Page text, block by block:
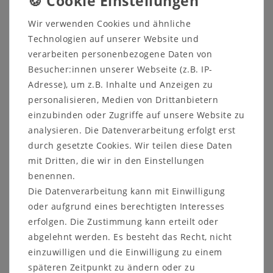
Fall werden Ihnen wegen dieser Rückzahlung Entgelte
berechnet.
Wir können die Rückzahlung für paketversandfähige
Waren verweigern, bis wir diese Waren wieder
zurückerhalten haben oder bis Sie den Nachweis
erbracht haben, dass Sie diese Waren zurückgesandt
haben, je nachdem, welches der frühere Zeitpunkt ist.
Wir holen die nicht paketversandfähigen Waren ab.
Sie haben die paketversandfähigen Waren unverzüglich
und in jedem Fall spätestens binnen 14 Tagen ab dem
Tag, an dem Sie uns über den Widerruf dieses Vertrags
unterrichten, an unszurückzusenden oder zu übergeben.
Die Frist ist gewahrt, wenn Sie die paketversandfähigen
Waren vor Ablauf der Frist von 14 Tagen absenden.
Wir verwenden Cookies und ähnliche
Technologien auf unserer Website und
verarbeiten personenbezogene Daten von
Besucher:innen unserer Webseite (z.B. IP-
Adresse), um z.B. Inhalte und Anzeigen zu
personalisieren, Medien von Drittanbietern
einzubinden oder Zugriffe auf unsere Website zu
analysieren. Die Datenverarbeitung erfolgt erst
durch gesetzte Cookies. Wir teilen diese Daten
mit Dritten, die wir in den Einstellungen
benennen.
Die Datenverarbeitung kann mit Einwilligung
oder aufgrund eines berechtigten Interesses
erfolgen. Die Zustimmung kann erteilt oder
abgelehnt werden. Es besteht das Recht, nicht
einzuwilligen und die Einwilligung zu einem
späteren Zeitpunkt zu ändern oder zu